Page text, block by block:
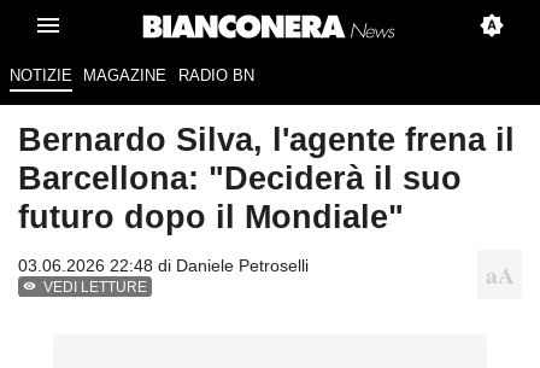
NOTIZIE MAGAZINE RADIO BN
Bernardo Silva, l'agente frena il
Barcellona: "Deciderà il suo
futuro dopo il Mondiale"
03.06.2026 22:48 di Daniele Petroselli
VEDI LETTURE